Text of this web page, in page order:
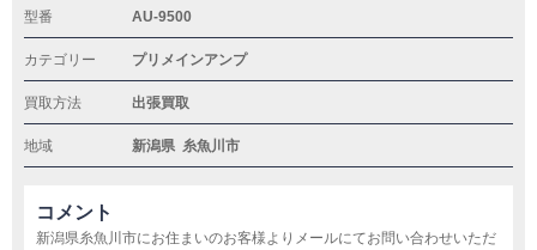
型番 AU-9500
カテゴリー プリメインアンプ
買取方法 出張買取
地域 新潟県 糸魚川市
コメント
新潟県糸魚川市にお住まいのお客様よりメールにてお問い合わせいただ